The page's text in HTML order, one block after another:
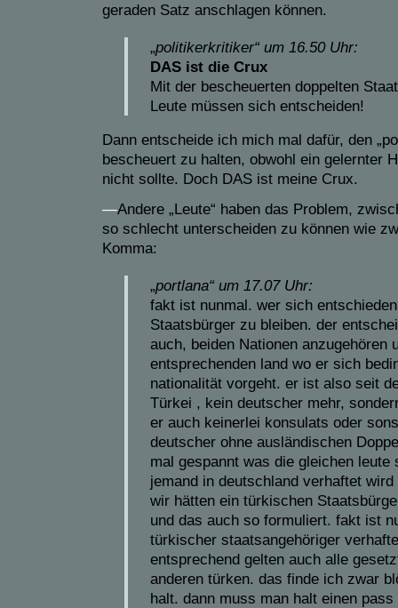
geraden Satz anschlagen können.
„politikerkritiker“ um 16.50 Uhr:
DAS ist die Crux
Mit der bescheuerten doppelten
Leute müssen sich entscheiden!
Dann entscheide ich mich mal dafür, den
bescheuert zu halten, obwohl ein gelernter
nicht sollte. Doch DAS ist meine Crux.
—Andere „Leute“ haben das Problem,
so schlecht unterscheiden zu können wie
Komma:
„portlana“ um 17.07 Uhr:
fakt ist nunmal. wer sich
Staatsbürger zu bleiben. der
auch, beiden Nationen anzugehören
entsprechenden land wo er sich
nationalität vorgeht. er ist also seit
Türkei , kein deutscher mehr,
er auch keinerlei konsulats oder
deutscher ohne ausländischen
mal gespannt was die gleichen leute
jemand in deutschland verhaftet
wir hätten ein türkischen
und das auch so formuliert. fakt ist
türkischer staatsangehöriger
entsprechend gelten auch alle
anderen türken. das finde ich zwar
halt. dann muss man halt einen pass